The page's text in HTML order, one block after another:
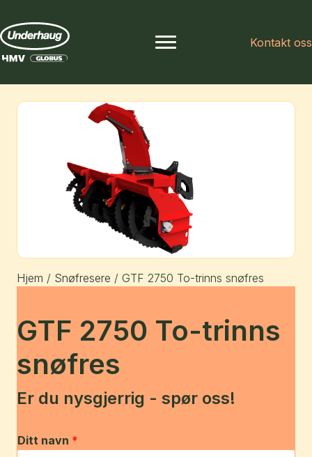
Kontakt oss
Hjem / Snøfresere / GTF 2750 To-trinns snøfres
GTF 2750 To-trinns
snøfres
Er du nysgjerrig - spør oss!
Ditt navn *